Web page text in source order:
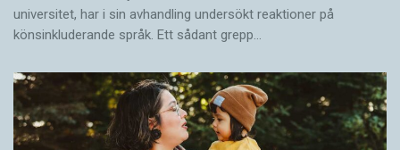
universitet, har i sin avhandling undersökt reaktioner på
könsinkluderande språk. Ett sådant grepp…